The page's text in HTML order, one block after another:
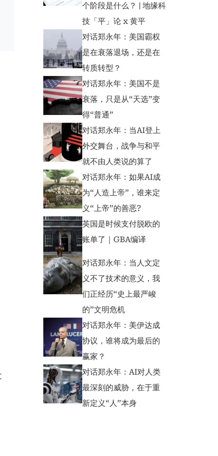
个阶段是什么？ | 地缘科
技「平」论 x 黄平
对话郑永年：美国霸权
是在衰落退场，还是在
转质转型？
对话郑永年：美国不是
衰落，只是从“天选”变
得“普通”
对话郑永年：当AI登上
外交舞台，战争与和平
就不由人类说的算了
对话郑永年：如果AI成
为“人造上帝”，谁来定
义“上帝”的善恶?
英国是时候支付脱欧的
账单了｜GBA编译
对话郑永年：当人文定
义不了技术的意义，我
们正经历“史上最严峻
的”文明危机
对话郑永年：美伊达成
协议，谁将成为最后的
赢家？
对话郑永年：AI对人类
最深刻的威胁，在于重
新定义“人”本身